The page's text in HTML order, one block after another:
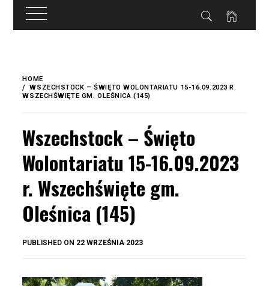
treści
content
HOME
WSZECHSTOCK – ŚWIĘTO WOLONTARIATU 15-16.09.2023 R.
WSZECHŚWIĘTE GM. OLEŚNICA (145)
Wszechstock – Święto
Wolontariatu 15-16.09.2023
r. Wszechświęte gm.
Oleśnica (145)
PUBLISHED ON 22 WRZEŚNIA 2023